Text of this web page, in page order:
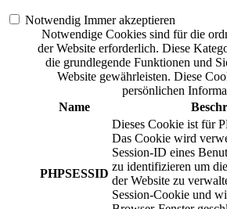
Notwendig Immer akzeptieren
Notwendige Cookies sind für die
der Website erforderlich. Diese
die grundlegende Funktionen und
Website gewährleisten. Diese
persönlichen
Name
PHPSESSID
Dieses Cookie ist für
Das Cookie wird
Session-ID eines
zu identifizieren um
der Website zu
Session-Cookie und